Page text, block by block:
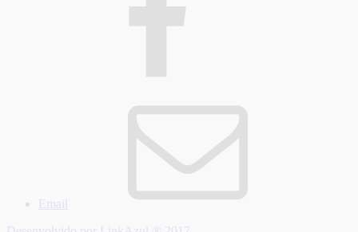
Email